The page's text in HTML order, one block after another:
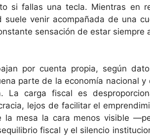
si fallas una tecla. Mientras en
venir acompañada de una
sensación de estar siempre
por cuenta propia, según
parte de la economía nacional y
La carga fiscal es
lejos de facilitar el
la mesa la cara menos visible
fiscal y el silencio